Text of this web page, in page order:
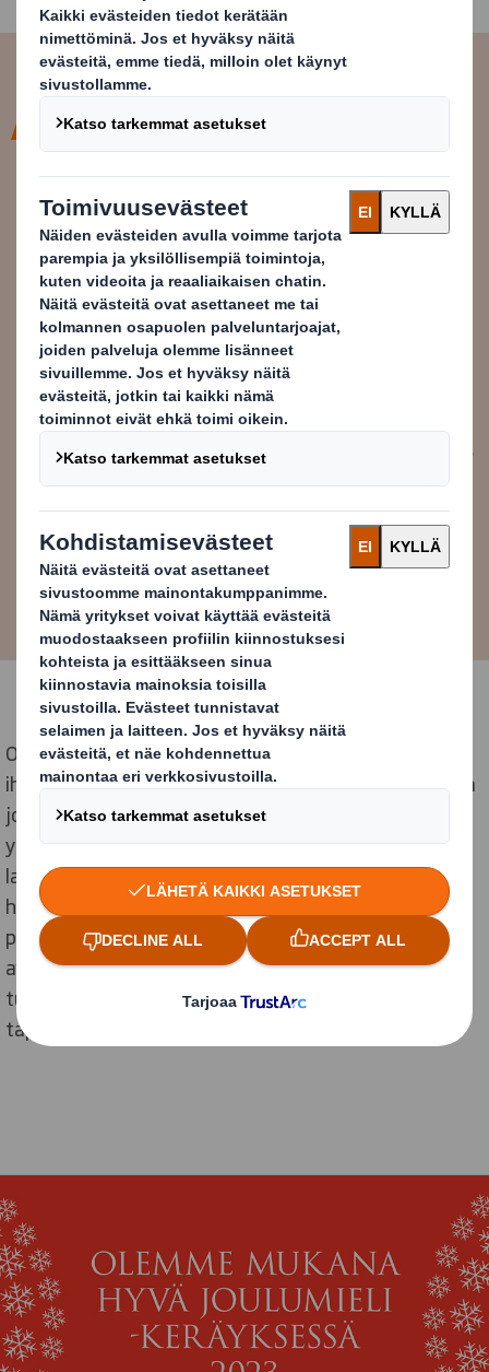
Perinteisesti lahjoitamme
joulukorttivaramme Hyvä
Joulumieli -keräykseen. Viestimme
joulutervehdyksemme
verkostollemme muutoin, ja
mahdollistamme täten joulun
kokemuksen yhä useammalle
Ari Viinikkala
Toimitusjohtaja, DS Smith, Suomi
Omien arvojemme mukaisesti me haluamme välittää
ihmisistä omassa yhteisössämme. Meille se tarkoittaa
joulukeräyksen lisäksi myös muita keinoja tukea
yhteisöjämme. Kuluneen vuoden aikana olemme
lahjoittaneet pakkauksia niin1000#tekoa
hyväntekeväisyystapahtuman toteuttamiseksi kuin
paikallistenukrainalaisten
järjestämiin
avustuskuljetuksiin, aivan kuten myös olemme
tukeneet lasten ja nuorten liikuntaa
tapahtumassa.